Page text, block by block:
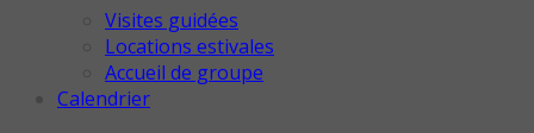
Visites guidées
Locations estivales
Accueil de groupe
Calendrier